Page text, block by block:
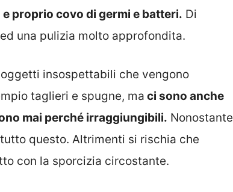
proprio covo di germi e batteri. Di
una pulizia molto approfondita.
insospettabili che vengono
taglieri e spugne, ma ci sono anche
mai perché irraggiungibili. Nonostante
questo. Altrimenti si rischia che
con la sporcizia circostante.